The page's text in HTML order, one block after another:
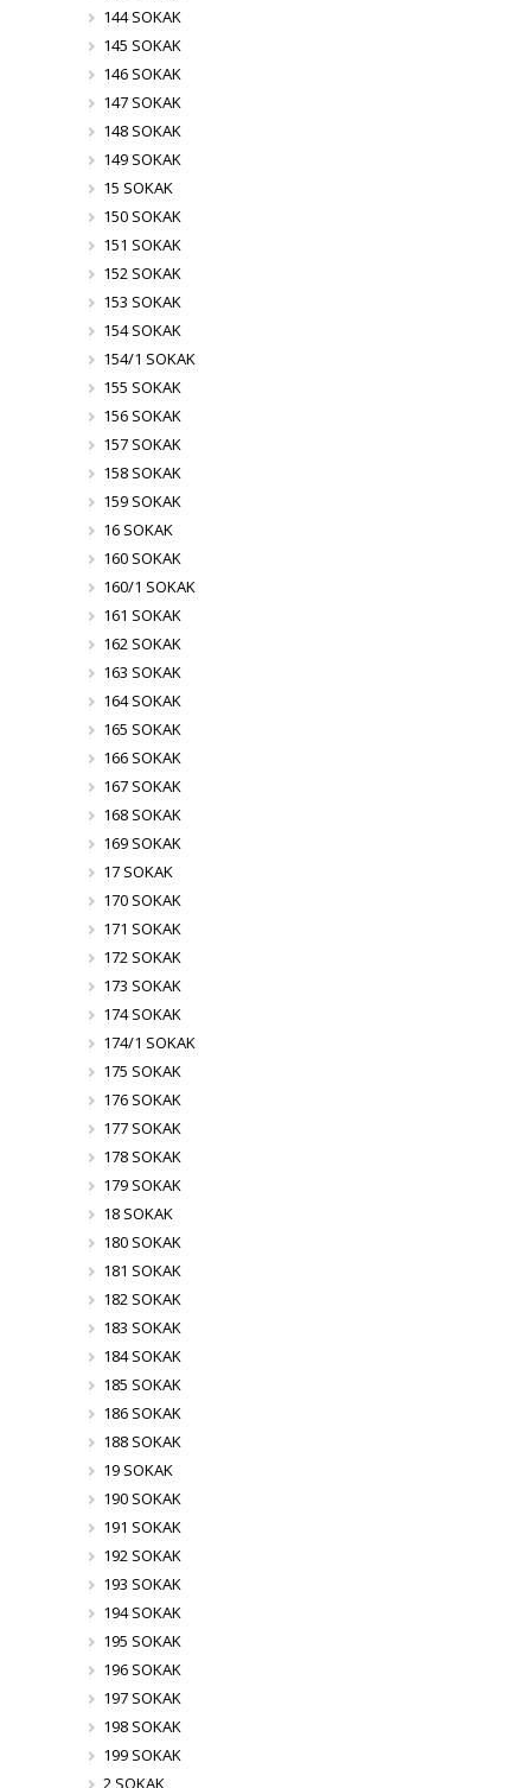
144 SOKAK
145 SOKAK
146 SOKAK
147 SOKAK
148 SOKAK
149 SOKAK
15 SOKAK
150 SOKAK
151 SOKAK
152 SOKAK
153 SOKAK
154 SOKAK
154/1 SOKAK
155 SOKAK
156 SOKAK
157 SOKAK
158 SOKAK
159 SOKAK
16 SOKAK
160 SOKAK
160/1 SOKAK
161 SOKAK
162 SOKAK
163 SOKAK
164 SOKAK
165 SOKAK
166 SOKAK
167 SOKAK
168 SOKAK
169 SOKAK
17 SOKAK
170 SOKAK
171 SOKAK
172 SOKAK
173 SOKAK
174 SOKAK
174/1 SOKAK
175 SOKAK
176 SOKAK
177 SOKAK
178 SOKAK
179 SOKAK
18 SOKAK
180 SOKAK
181 SOKAK
182 SOKAK
183 SOKAK
184 SOKAK
185 SOKAK
186 SOKAK
188 SOKAK
19 SOKAK
190 SOKAK
191 SOKAK
192 SOKAK
193 SOKAK
194 SOKAK
195 SOKAK
196 SOKAK
197 SOKAK
198 SOKAK
199 SOKAK
2 SOKAK